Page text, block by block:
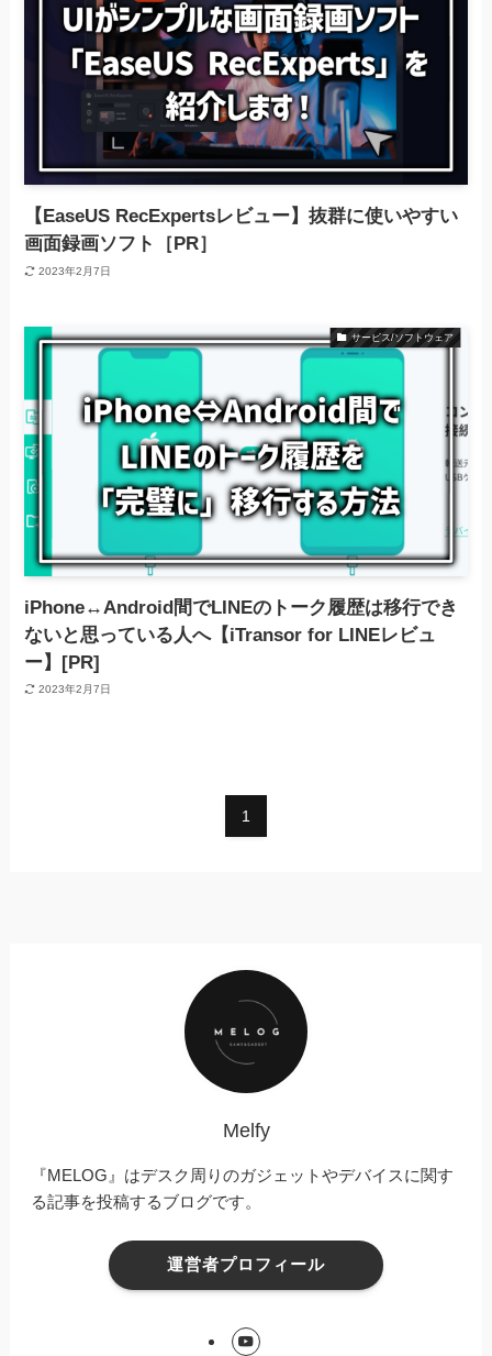
【EaseUS RecExpertsレビュー】抜群に使いやすい
画面録画ソフト［PR］
2023年2月7日
サービス/ソフトウェア
iPhone↔Android間でLINEのトーク履歴は移行でき
ないと思っている人へ【iTransor for LINEレビュ
ー】[PR]
2023年2月7日
1
Melfy
『MELOG』はデスク周りのガジェットやデバイスに関す
る記事を投稿するブログです。
運営者プロフィール